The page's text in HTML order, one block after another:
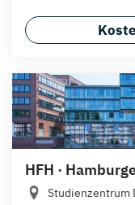
HFH ·
Studienzentrum